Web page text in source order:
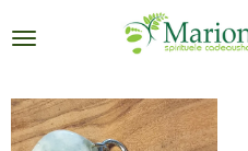
direct
de
hoofdinhoud